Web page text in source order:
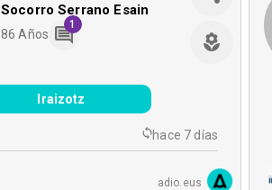
Socorro Serrano Esain
86 Años
1
Iraizotz
hace 7 días
adio.eus